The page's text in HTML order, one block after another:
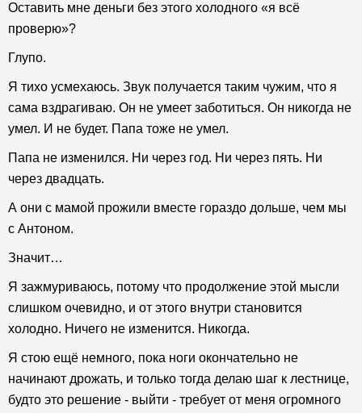
Оставить мне деньги без этого холодного «я всё
проверю»?
Глупо.
Я тихо усмехаюсь. Звук получается таким чужим, что я
сама вздрагиваю. Он не умеет заботиться. Он никогда не
умел. И не будет. Папа тоже не умел.
Папа не изменился. Ни через год. Ни через пять. Ни
через двадцать.
А они с мамой прожили вместе гораздо дольше, чем мы
с Антоном.
Значит…
Я зажмуриваюсь, потому что продолжение этой мысли
слишком очевидно, и от этого внутри становится
холодно. Ничего не изменится. Никогда.
Я стою ещё немного, пока ноги окончательно не
начинают дрожать, и только тогда делаю шаг к лестнице,
будто это решение - выйти - требует от меня огромного